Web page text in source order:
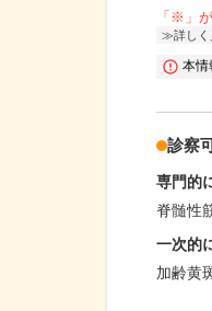
「※」
詳しく
本情
診察
専門的
脊髄性
一次的
加齢黄